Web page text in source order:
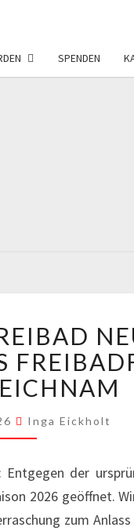
SPENDEN
FREIBAD
NEUBECKUM
FEIERT
GROSSES F
REIBADFEST A
N F
Inga Eickholt
der
2026 geöffnet.
zum